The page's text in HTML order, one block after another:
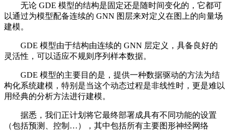
无论 GDE 模型的结构是固定还是随时间变化的，它都可
以通过为模型配备连续的 GNN 图层来对定义在图上的向量场
建模。
GDE 模型由于结构由连续的 GNN 层定义，具备良好的
灵活性，可以适应不规则序列样本数据。
GDE 模型的主要目的是，提供一种数据驱动的方法为结
构化系统建模，特别是当这个动态过程是非线性时，更是难以
用经典的分析方法进行建模。
据悉，我们正计划将它最终部署成具有不同功能的设置
（包括预测、控制…），其中包括所有主要图形神经网络